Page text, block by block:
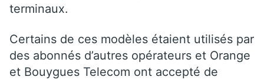
terminaux.
Certains de ces modèles étaient utilisés par
des abonnés d’autres opérateurs et Orange
et Bouygues Telecom ont accepté de